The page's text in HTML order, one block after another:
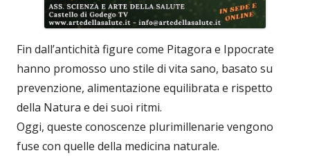
Fin dall’antichità figure come Pitagora e Ippocrate
hanno promosso uno stile di vita sano, basato su
prevenzione, alimentazione equilibrata e rispetto
della Natura e dei suoi ritmi.
Oggi, queste conoscenze plurimillenarie vengono
fuse con quelle della medicina naturale.